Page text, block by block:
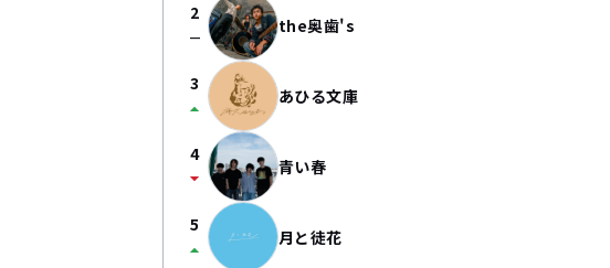
2
check_indeterminate_small the奥歯's
3
arrow_drop_up あひる文庫
4
arrow_drop_down 青い春
5
arrow_drop_up 月と徒花